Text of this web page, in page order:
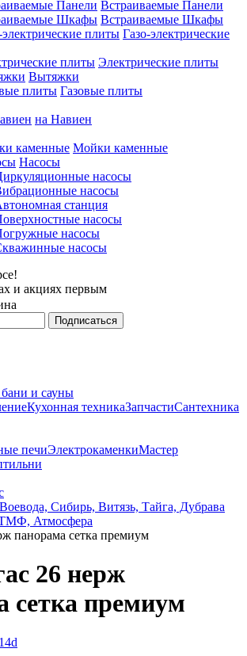
Встраиваемые Панели
Встраиваемые Шкафы
Газо-электрические
Электрические плиты
Вытяжки
Газовые плиты
на Навиен
Мойки каменные
Насосы
насосы
насосы
станция
насосы
насосы
насосы
и акциях первым
и сауны
Кухонная техникаЗапчастиСантехника
печиЭлектрокаменкиМастер
Сибирь, Витязь, Тайга, Дубрава
Атмосфера
панорама сетка премиум
26 нерж
сетка премиум